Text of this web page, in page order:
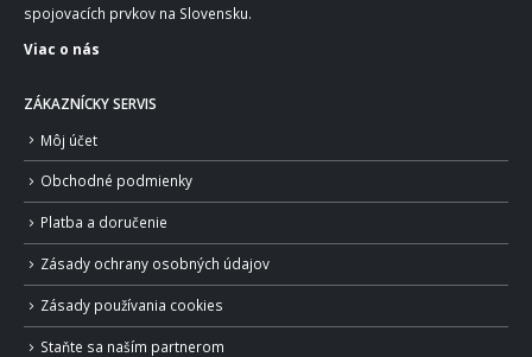
spojovacích prvkov na Slovensku.
Viac o nás
ZÁKAZNÍCKY SERVIS
Môj účet
Obchodné podmienky
Platba a doručenie
Zásady ochrany osobných údajov
Zásady používania cookies
Staňte sa naším partnerom